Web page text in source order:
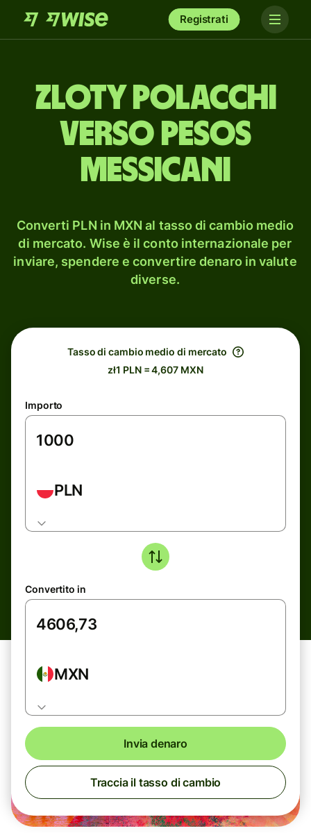
Registrati
zloty polacchi
verso pesos
messicani
Converti PLN in MXN al tasso di cambio medio
di mercato. Wise è il conto internazionale per
inviare, spendere e convertire denaro in valute
diverse.
Tasso di cambio medio di mercato
zł1 PLN = 4,607 MXN
Importo
PLN
Convertito in
MXN
Invia denaro
Traccia il tasso di cambio